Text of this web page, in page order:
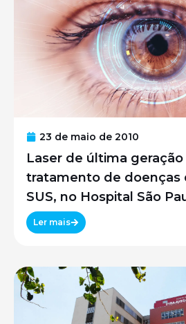
23 de maio de 2010
Laser de última geração
tratamento de doenças
SUS, no Hospital São
UNIFESP
Ler mais